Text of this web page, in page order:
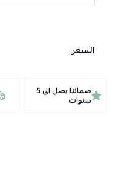
السعر
ضماننا يصل الى 5
سنوات